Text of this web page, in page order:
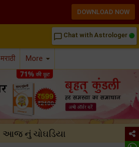
chat_bubble_outline Chat with Astrologer
मराठी More
આજ નું ચોઘડિયા
DOWNLOAD NOW